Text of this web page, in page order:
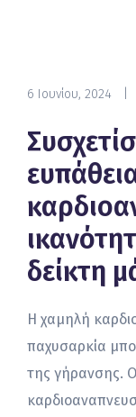
6 Ιουνίου, 2024
δείκτη
Η χαμηλή
παχυσαρκία
της γήρανσης.